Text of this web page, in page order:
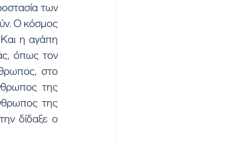
των
Ο κόσμος
η αγάπη
όπως τον
στο
της
της
δίδαξε ο